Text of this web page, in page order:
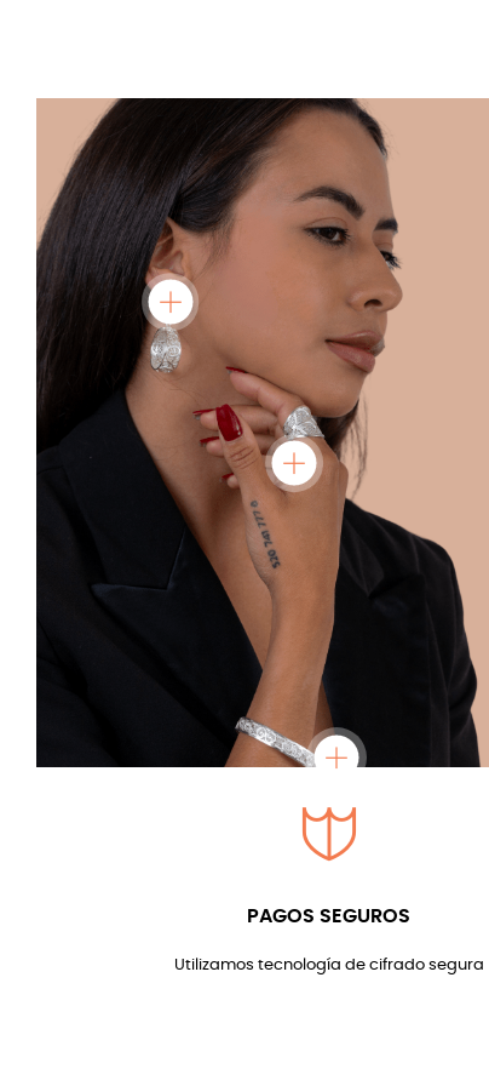
PAGOS SEGUROS
Utilizamos tecnología de cifrado segura